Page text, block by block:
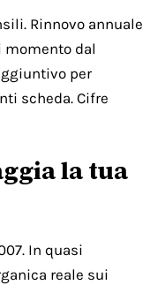
Rinnovo annuale
dal
per
scheda. Cifre
la tua
In quasi
reale sui